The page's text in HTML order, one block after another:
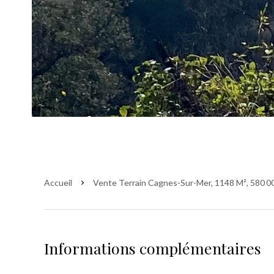
Accueil Vente Terrain Cagnes-Sur-Mer, 1148 M², 580
Informations complémentaires